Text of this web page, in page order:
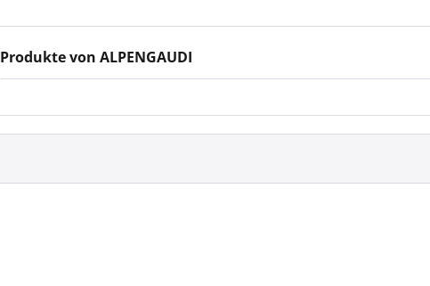
Produkte von ALPENGAUDI